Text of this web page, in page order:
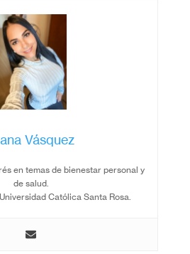
Vásquez
en temas de bienestar personal y
de salud.
Católica Santa Rosa.